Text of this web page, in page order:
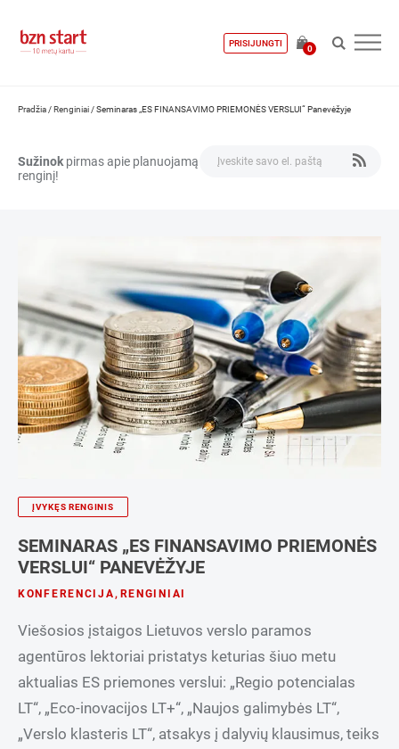
PRISIJUNGTI
0
Pradžia /Renginiai /Seminaras „ES FINANSAVIMO PRIEMONĖS VERSLUI“ Panevėžyje
Sužinok pirmas apie planuojamą
renginį!
ĮVYKĘS RENGINIS
SEMINARAS „ES FINANSAVIMO PRIEMONĖS
VERSLUI“ PANEVĖŽYJE
KONFERENCIJA, RENGINIAI
Viešosios įstaigos Lietuvos verslo paramos
agentūros lektoriai pristatys keturias šiuo metu
aktualias ES priemones verslui: „Regio potencialas
LT“, „Eco-inovacijos LT+“, „Naujos galimybės LT“,
„Verslo klasteris LT“, atsakys į dalyvių klausimus, teiks